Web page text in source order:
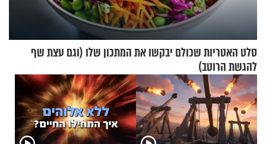
סלט האטריות שכולם יבקשו את המתכון שלו (וגם עצת שף
להגשת הרוטב)